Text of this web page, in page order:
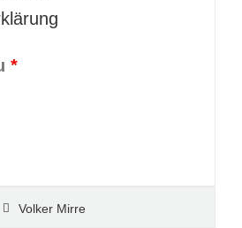
*
Volker Mirre